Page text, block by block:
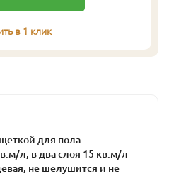
в 1 клик
для пола
л, в два слоя 15 кв.м/л
не шелушится и не